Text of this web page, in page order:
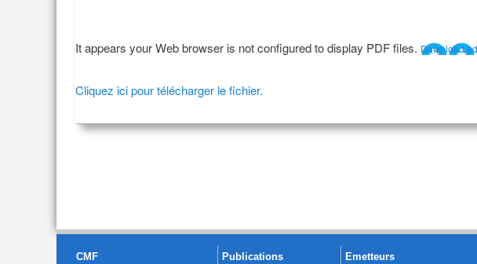
It appears your Web browser is not configured to display PDF files. Download
Cliquez ici pour télécharger le fichier.
CMF Publications Emetteurs